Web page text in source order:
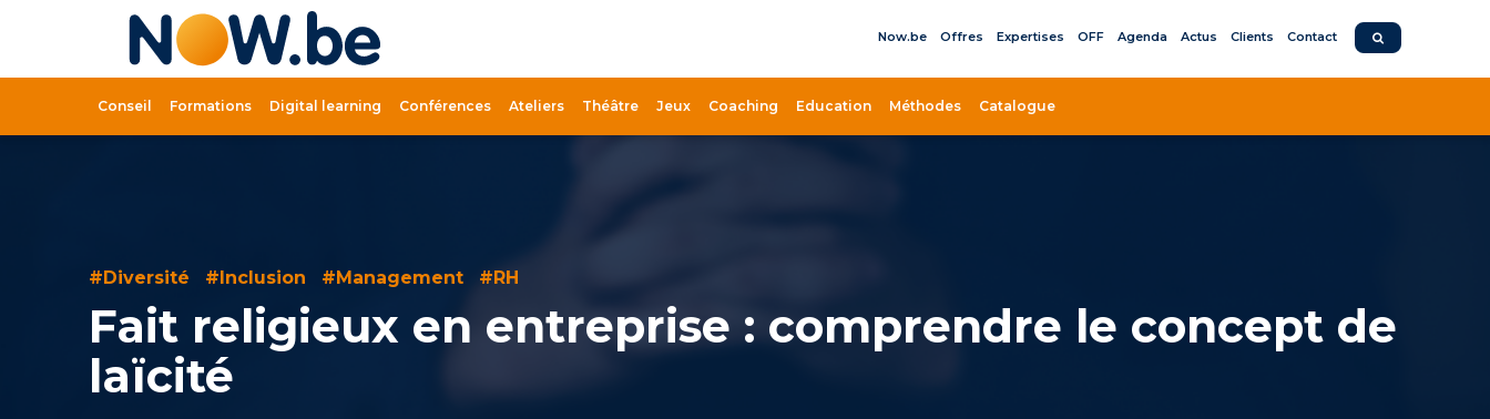
d'accueil
Now.be Offres Expertises OFF Agenda Actus Clients Contact
Conseil Formations Digital learning Conférences Ateliers Théâtre Jeux Coaching Education Méthodes Catalogue
#Diversité #Inclusion #Management #RH
Fait religieux en entreprise : comprendre le concept de
laïcité